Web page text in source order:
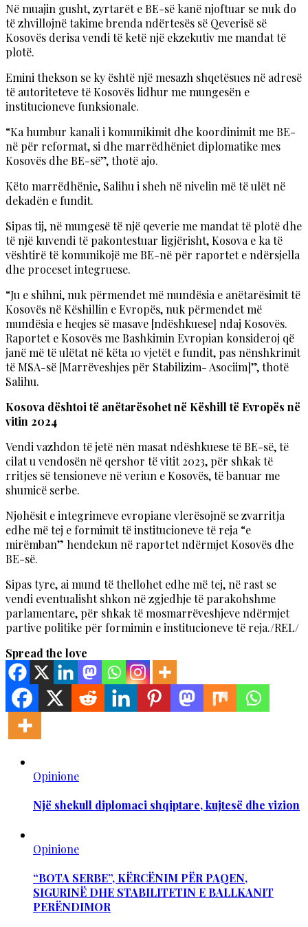
Në muajin gusht, zyrtarët e BE-së kanë njoftuar se nuk do
të zhvillojnë takime brenda ndërtesës së Qeverisë së
Kosovës derisa vendi të ketë një ekzekutiv me mandat të
plotë.
Emini thekson se ky është një mesazh shqetësues në adresë
të autoriteteve të Kosovës lidhur me mungesën e
institucioneve funksionale.
“Ka humbur kanali i komunikimit dhe koordinimit me BE-
në për reformat, si dhe marrëdhëniet diplomatike mes
Kosovës dhe BE-së”, thotë ajo.
Këto marrëdhënie, Salihu i sheh në nivelin më të ulët në
dekadën e fundit.
Sipas tij, në mungesë të një qeverie me mandat të plotë dhe
të një kuvendi të pakontestuar ligjërisht, Kosova e ka të
vështirë të komunikojë me BE-në për raportet e ndërsjella
dhe proceset integruese.
“Ju e shihni, nuk përmendet më mundësia e anëtarësimit të
Kosovës në Këshillin e Evropës, nuk përmendet më
mundësia e heqjes së masave [ndëshkuese] ndaj Kosovës.
Raportet e Kosovës me Bashkimin Evropian konsideroj që
janë më të ulëtat në këta 10 vjetët e fundit, pas nënshkrimit
të MSA-së [Marrëveshjes për Stabilizim- Asociim]”, thotë
Salihu.
Kosova dështoi të anëtarësohet në Këshill të Evropës në
vitin 2024
Vendi vazhdon të jetë nën masat ndëshkuese të BE-së, të
cilat u vendosën në qershor të vitit 2023, për shkak të
rritjes së tensioneve në veriun e Kosovës, të banuar me
shumicë serbe.
Njohësit e integrimeve evropiane vlerësojnë se zvarritja
edhe më tej e formimit të institucioneve të reja “e
mirëmban” hendekun në raportet ndërmjet Kosovës dhe
BE-së.
Sipas tyre, ai mund të thellohet edhe më tej, në rast se
vendi eventualisht shkon në zgjedhje të parakohshme
parlamentare, për shkak të mosmarrëveshjeve ndërmjet
partive politike për formimin e institucioneve të reja./REL/
Spread the love
Opinione
Një shekull diplomaci shqiptare, kujtesë dhe vizion
Opinione
“BOTA SERBE”, KËRCËNIM PËR PAQEN,
SIGURINË DHE STABILITETIN E BALLKANIT
PERËNDIMOR